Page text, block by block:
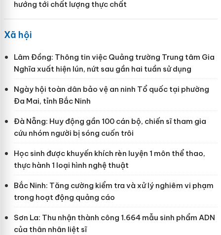
hướng tới chất lượng thực chất
Xã hội
Lâm Đồng: Thông tin việc Quảng trường Trung tâm Gia
Nghĩa xuất hiện lún, nứt sau gần hai tuần sử dụng
Ngày hội toàn dân bảo vệ an ninh Tổ quốc tại phường
Đa Mai, tỉnh Bắc Ninh
Đà Nẵng: Huy động gần 100 cán bộ, chiến sĩ tham gia
cứu nhóm người bị sóng cuốn trôi
Học sinh được khuyến khích rèn luyện 1 môn thể thao,
thực hành 1 loại hình nghệ thuật
Bắc Ninh: Tăng cường kiểm tra và xử lý nghiêm vi phạm
trong hoạt động quảng cáo
Sơn La: Thu nhận thành công 1.664 mẫu sinh phẩm ADN
của thân nhân liệt sĩ